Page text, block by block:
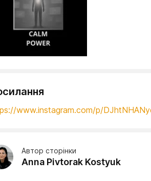
www.instagram.com/p/
Автор сторінки
Anna Pivtorak Kostyuk